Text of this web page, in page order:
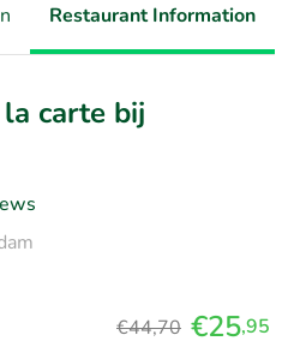
Restaurant Information
carte bij
€44,70 €25,95